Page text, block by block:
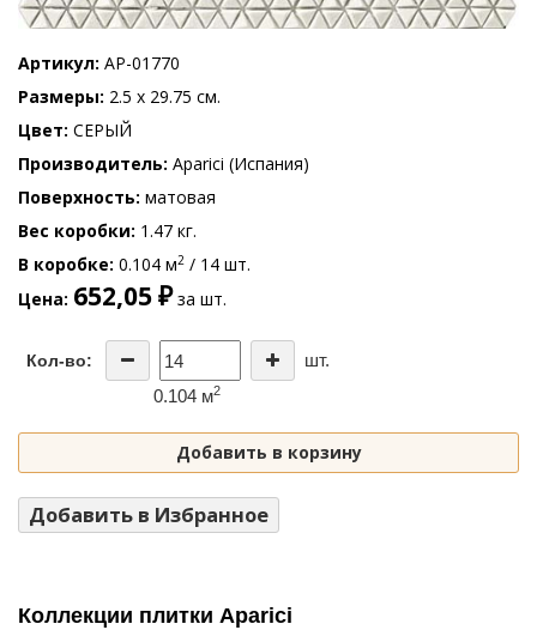
Артикул AP-01770
Размеры 2.5 x 29.75 см.
Цвет СЕРЫЙ
Производитель Aparici (Испания)
Поверхность матовая
Вес коробки 1.47 кг.
В коробке 0.104 м2 / 14 шт.
Цена 652,05 ₽за шт.
Кол-во:
шт.
0.104 м2
Добавить в корзину
Добавить в Избранное
Коллекции плитки Aparici